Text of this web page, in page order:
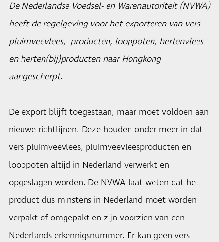
De Nederlandse Voedsel- en Warenautoriteit (NVWA)
heeft de regelgeving voor het exporteren van vers
pluimveevlees, -producten, looppoten, hertenvlees
en herten(bij)producten naar Hongkong
aangescherpt.
De export blijft toegestaan, maar moet voldoen aan
nieuwe richtlijnen. Deze houden onder meer in dat
vers pluimveevlees, pluimveevleesproducten en
looppoten altijd in Nederland verwerkt en
opgeslagen worden. De NVWA laat weten dat het
product dus minstens in Nederland moet worden
verpakt of omgepakt en zijn voorzien van een
Nederlands erkennigsnummer. Er kan geen vers